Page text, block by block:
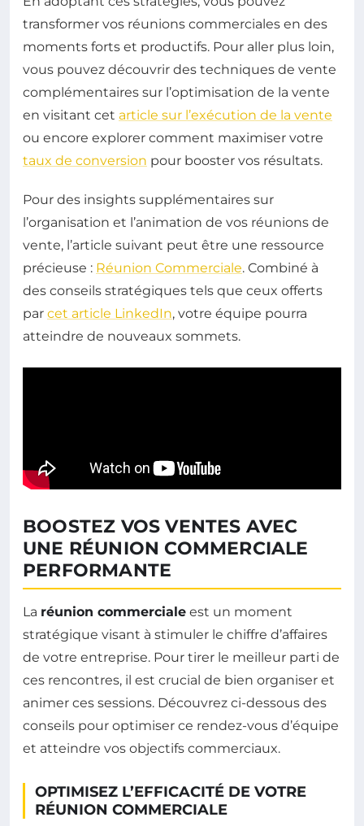
transformer vos réunions commerciales en des
moments forts et productifs. Pour aller plus loin,
vous pouvez découvrir des techniques de vente
complémentaires sur l’optimisation de la vente
en visitant cet article sur l’exécution de la vente
ou encore explorer comment maximiser votre
taux de conversion pour booster vos résultats.
Pour des insights supplémentaires sur
l’organisation et l’animation de vos réunions de
vente, l’article suivant peut être une ressource
précieuse : Réunion Commerciale. Combiné à
des conseils stratégiques tels que ceux offerts
par cet article LinkedIn, votre équipe pourra
atteindre de nouveaux sommets.
BOOSTEZ VOS VENTES AVEC
UNE RÉUNION COMMERCIALE
PERFORMANTE
La réunion commerciale est un moment
stratégique visant à stimuler le chiffre d’affaires
de votre entreprise. Pour tirer le meilleur parti de
ces rencontres, il est crucial de bien organiser et
animer ces sessions. Découvrez ci-dessous des
conseils pour optimiser ce rendez-vous d’équipe
et atteindre vos objectifs commerciaux.
OPTIMISEZ L’EFFICACITÉ DE VOTRE
RÉUNION COMMERCIALE